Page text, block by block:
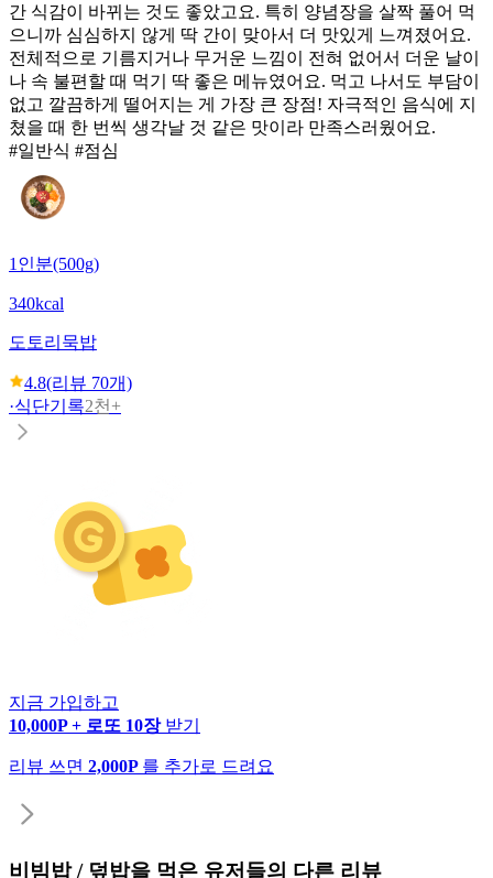
간 식감이 바뀌는 것도 좋았고요. 특히 양념장을 살짝 풀어 먹
으니까 심심하지 않게 딱 간이 맞아서 더 맛있게 느껴졌어요.
전체적으로 기름지거나 무거운 느낌이 전혀 없어서 더운 날이
나 속 불편할 때 먹기 딱 좋은 메뉴였어요. 먹고 나서도 부담이
없고 깔끔하게 떨어지는 게 가장 큰 장점! 자극적인 음식에 지
쳤을 때 한 번씩 생각날 것 같은 맛이라 만족스러웠어요.
#일반식 #점심
1인분(500g)
340kcal
도토리묵밥
4.8(리뷰 70개)
·식단기록2천+
지금 가입하고
10,000P + 로또 10장 받기
리뷰 쓰면 2,000P 를 추가로 드려요
비빔밥 / 덮밥을 먹은 유저들의 다른 리뷰